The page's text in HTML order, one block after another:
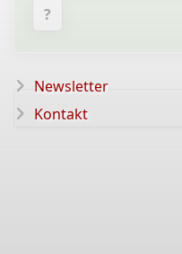
?
Newsletter
Kontakt